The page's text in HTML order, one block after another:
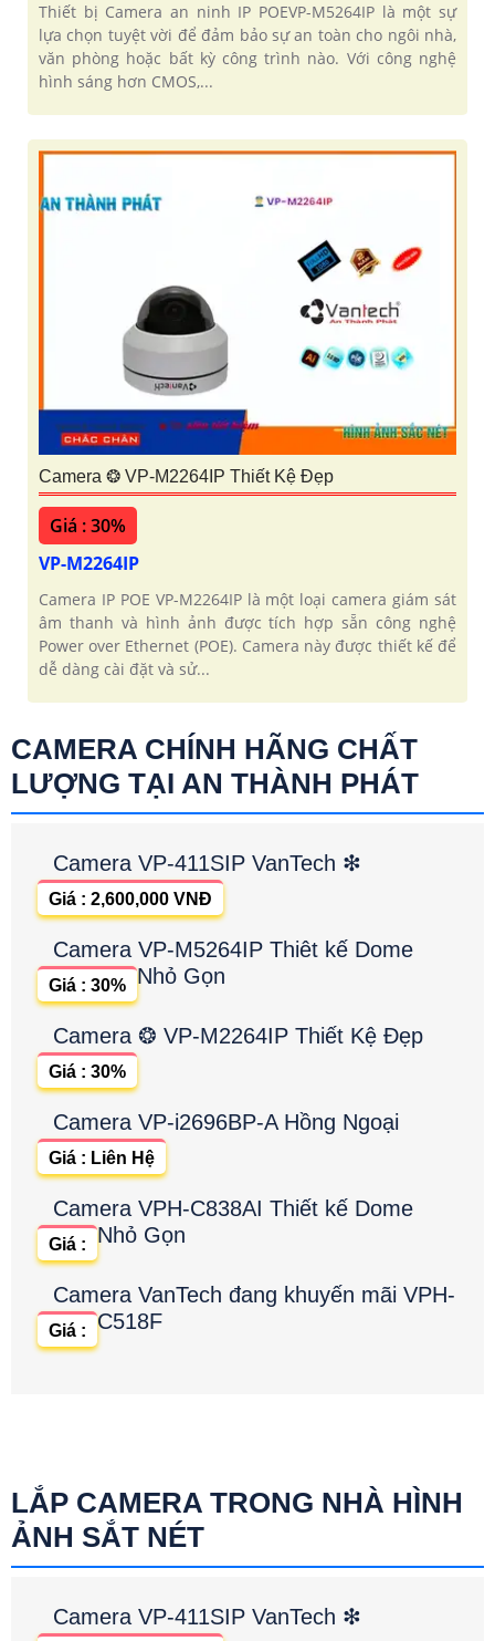
Thiết bị Camera an ninh IP POEVP-M5264IP là một sự
lựa chọn tuyệt vời để đảm bảo sự an toàn cho ngôi nhà,
văn phòng hoặc bất kỳ công trình nào. Với công nghệ
hình sáng hơn CMOS,...
Camera ❂ VP-M2264IP Thiết Kệ Đẹp
Giá : 30%
VP-M2264IP
Camera IP POE VP-M2264IP là một loại camera giám sát
âm thanh và hình ảnh được tích hợp sẵn công nghệ
Power over Ethernet (POE). Camera này được thiết kế để
dễ dàng cài đặt và sử...
CAMERA CHÍNH HÃNG CHẤT
LƯỢNG TẠI AN THÀNH PHÁT
Camera VP-411SIP VanTech ❇
Giá : 2,600,000 VNĐ
Camera VP-M5264IP Thiêt kế Dome
Nhỏ Gọn
Giá : 30%
Camera ❂ VP-M2264IP Thiết Kệ Đẹp
Giá : 30%
Camera VP-i2696BP-A Hồng Ngoại
Giá : Liên Hệ
Camera VPH-C838AI Thiết kế Dome
Nhỏ Gọn
Giá :
Camera VanTech đang khuyến mãi VPH-
C518F
Giá :
LẮP CAMERA TRONG NHÀ HÌNH
ẢNH SẮT NÉT
Camera VP-411SIP VanTech ❇